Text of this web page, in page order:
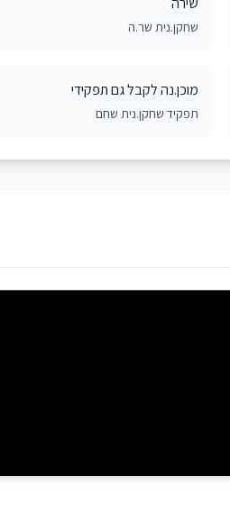
שחקן.נית שר.ה
מוכן.נה לקבל גם תפקידי
תפקיד שחקן.נית שחם